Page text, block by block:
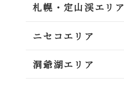
札幌・定山渓エリア
ニセコエリア
洞爺湖エリア